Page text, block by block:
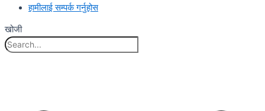
हामीलाई सम्पर्क गर्नुहोस
खोजी